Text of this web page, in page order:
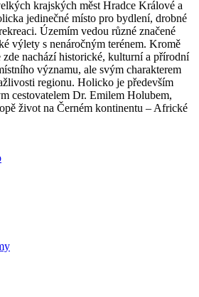
krajských měst Hradce Králové a
jedinečné místo pro bydlení, drobné
Územím vedou různé značené
výlety s nenáročným terénem. Kromě
zde nachází historické, kulturní a přírodní
významu, ale svým charakterem
regionu. Holicko je především
cestovatelem Dr. Emilem Holubem,
život na Černém kontinentu – Africké